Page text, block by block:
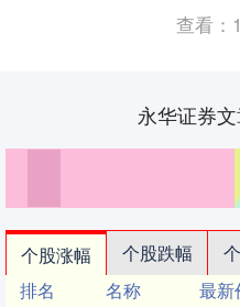
查看：
永华证券
个股涨幅 个股跌幅
排名
名称 最新